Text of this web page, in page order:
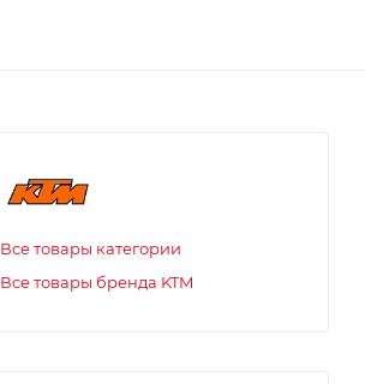
Все товары категории
Все товары бренда KTM